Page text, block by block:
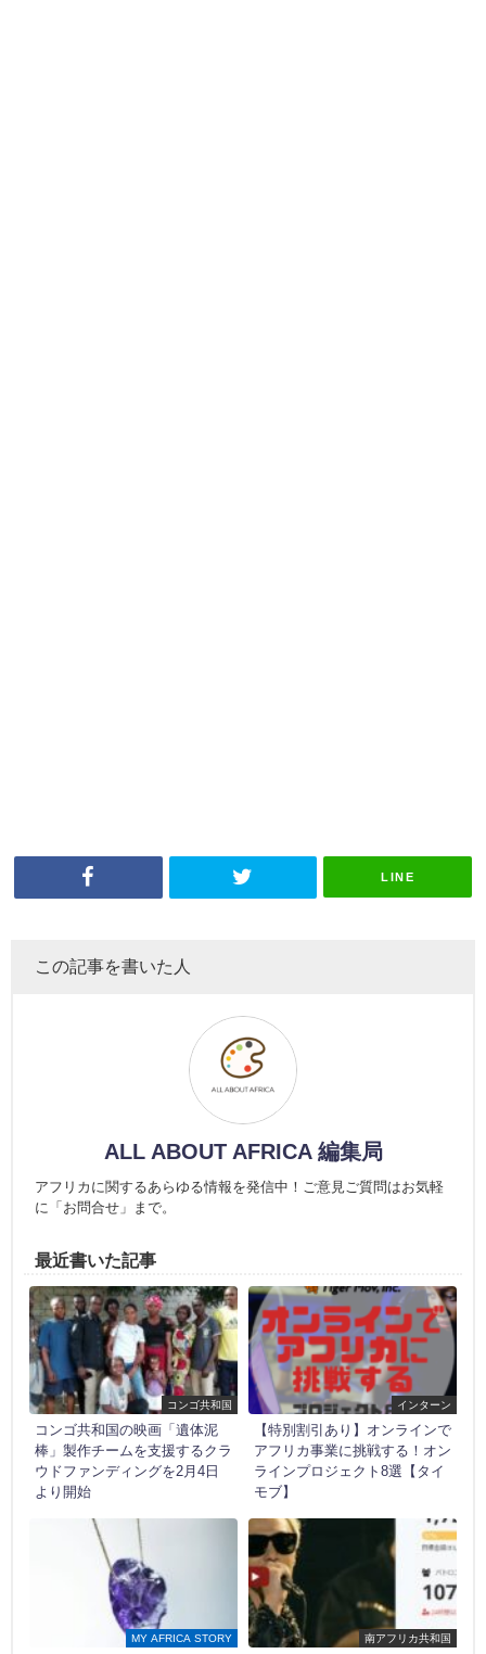
LINE
この記事を書いた人
ALL ABOUT AFRICA 編集局
アフリカに関するあらゆる情報を発信中！ご意見ご質問はお気軽
に「お問合せ」まで。
最近書いた記事
コンゴ共和国
コンゴ共和国の映画「遺体泥
棒」製作チームを支援するクラ
ウドファンディングを2月4日
より開始
インターン
【特別割引あり】オンラインで
アフリカ事業に挑戦する！オン
ラインプロジェクト8選【タイ
モブ】
MY AFRICA STORY 南アフリカ共和国